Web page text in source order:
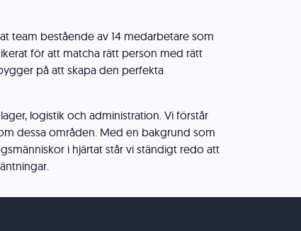
team bestående av 14 medarbetare som
för att matcha rätt person med rätt
på att skapa den perfekta
logistik och administration. Vi förstår
dessa områden. Med en bakgrund som
i hjärtat står vi ständigt redo att